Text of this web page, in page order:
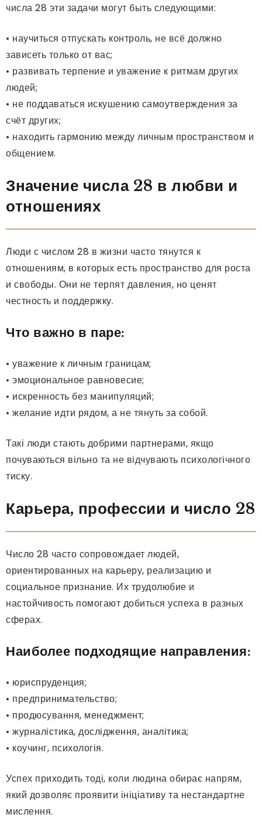
числа 28 эти задачи могут быть следующими:
• научиться отпускать контроль, не всё должно
зависеть только от вас;
• развивать терпение и уважение к ритмам других
людей;
• не поддаваться искушению самоутверждения за
счёт других;
• находить гармонию между личным пространством и
общением.
Значение числа 28 в любви и
отношениях
Люди с числом 28 в жизни часто тянутся к
отношениям, в которых есть пространство для роста
и свободы. Они не терпят давления, но ценят
честность и поддержку.
Что важно в паре:
• уважение к личным границам;
• эмоциональное равновесие;
• искренность без манипуляций;
• желание идти рядом, а не тянуть за собой.
Такі люди стають добрими партнерами, якщо
почуваються вільно та не відчувають психологічного
тиску.
Карьера, профессии и число 28
Число 28 часто сопровождает людей,
ориентированных на карьеру, реализацию и
социальное признание. Их трудолюбие и
настойчивость помогают добиться успеха в разных
сферах.
Наиболее подходящие направления:
• юриспруденция;
• предпринимательство;
• продюсування, менеджмент;
• журналістика, дослідження, аналітика;
• коучинг, психологія.
Успех приходить тоді, коли людина обирає напрям,
який дозволяє проявити ініціативу та нестандартне
мислення.